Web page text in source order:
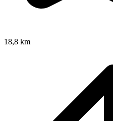
18,8 km